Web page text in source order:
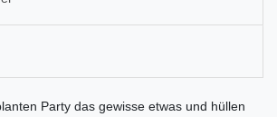
Party das gewisse etwas und hüllen